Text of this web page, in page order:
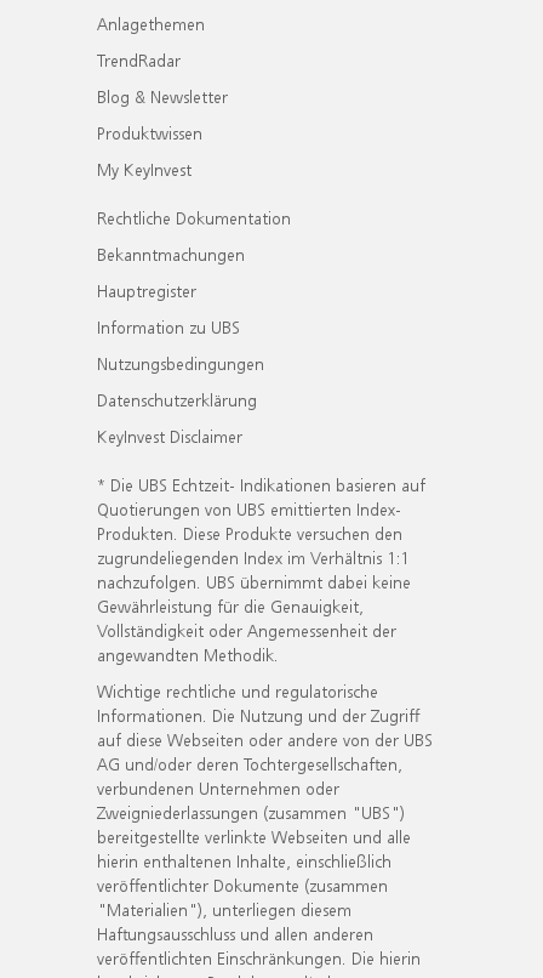
Anlagethemen
TrendRadar
Blog & Newsletter
Produktwissen
My KeyInvest
Rechtliche Dokumentation
Bekanntmachungen
Hauptregister
Information zu UBS
Nutzungsbedingungen
Datenschutzerklärung
KeyInvest Disclaimer
* Die UBS Echtzeit- Indikationen basieren auf
Quotierungen von UBS emittierten Index-
Produkten. Diese Produkte versuchen den
zugrundeliegenden Index im Verhältnis 1:1
nachzufolgen. UBS übernimmt dabei keine
Gewährleistung für die Genauigkeit,
Vollständigkeit oder Angemessenheit der
angewandten Methodik.
Wichtige rechtliche und regulatorische
Informationen. Die Nutzung und der Zugriff
auf diese Webseiten oder andere von der UBS
AG und/oder deren Tochtergesellschaften,
verbundenen Unternehmen oder
Zweigniederlassungen (zusammen "UBS")
bereitgestellte verlinkte Webseiten und alle
hierin enthaltenen Inhalte, einschließlich
veröffentlichter Dokumente (zusammen
"Materialien"), unterliegen diesem
Haftungsausschluss und allen anderen
veröffentlichten Einschränkungen. Die hierin